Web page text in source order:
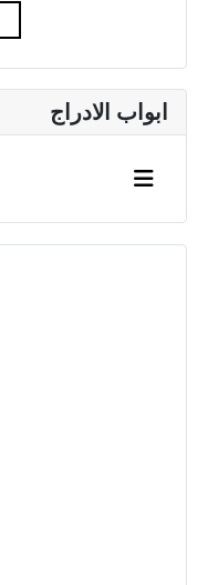
ابواب الادراج